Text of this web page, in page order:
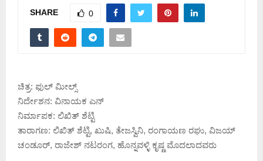
SHARE 0
ಚಿತ್ರ: ಫುಲ್ ಮೀಲ್ಸ್
ನಿರ್ದೇಶನ: ವಿನಾಯಕ ಎನ್
ನಿರ್ಮಾಪಕ: ಲಿಖಿತ್ ಶೆಟ್ಟಿ
ತಾರಾಗಣ: ಲಿಖಿತ್ ಶೆಟ್ಟಿ, ಖುಷಿ, ತೇಜಸ್ವಿನಿ, ರಂಗಾಯಣ ರಘು, ವಿಜಯ್
ಚಂಡೂರ್, ರಾಜೇಶ್ ನಟರಂಗ, ಹೊನ್ನವಳ್ಳಿ ಕೃಷ್ಣ ಮೊದಲಾದವರು